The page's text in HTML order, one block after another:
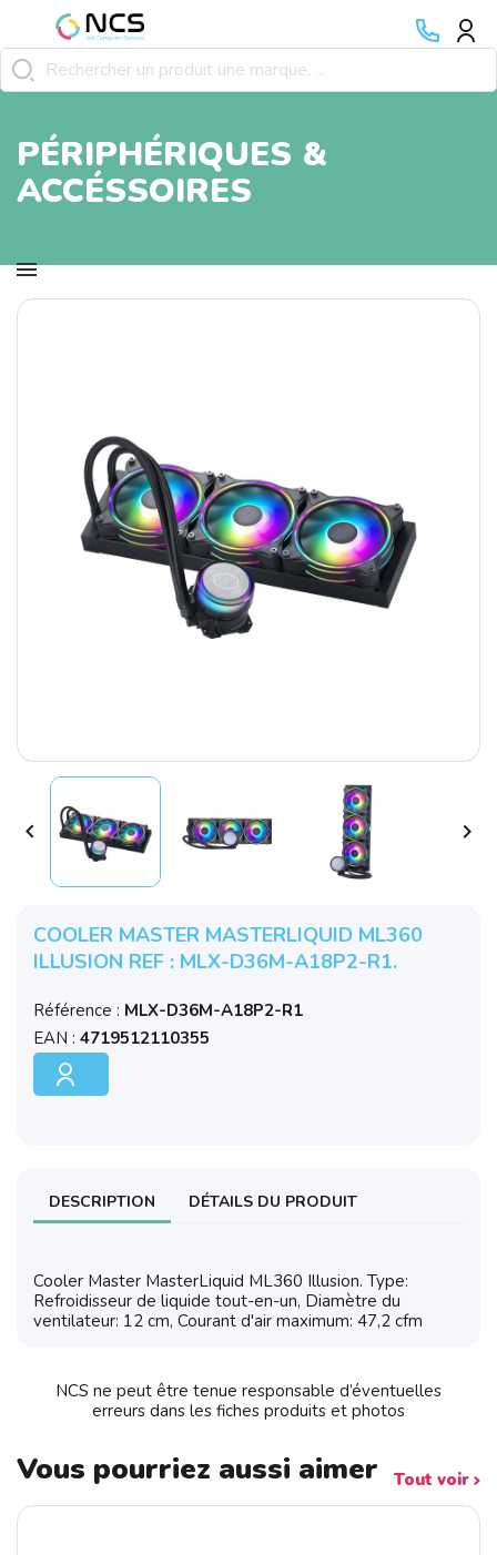
PÉRIPHÉRIQUES &
ACCÉSSOIRES
 
COOLER MASTER MASTERLIQUID ML360
ILLUSION REF : MLX-D36M-A18P2-R1.
Référence : MLX-D36M-A18P2-R1
EAN : 4719512110355
DESCRIPTION DÉTAILS DU PRODUIT
Cooler Master MasterLiquid ML360 Illusion. Type:
Refroidisseur de liquide tout-en-un, Diamètre du
ventilateur: 12 cm, Courant d'air maximum: 47,2 cfm
NCS ne peut être tenue responsable d’éventuelles
erreurs dans les fiches produits et photos
Vous pourriez aussi aimer Tout voir